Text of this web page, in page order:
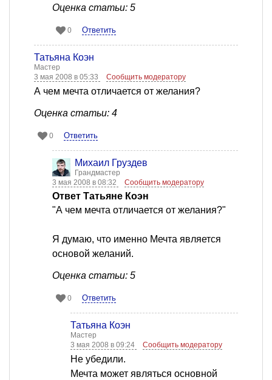
Оценка статьи: 5
0 Ответить
Татьяна Коэн
Мастер
3 мая 2008 в 05:33
Сообщить модератору
А чем мечта отличается от желания?
Оценка статьи: 4
0 Ответить
Михаил Груздев
Грандмастер
3 мая 2008 в 08:32
Сообщить модератору
Ответ Татьяне Коэн
"А чем мечта отличается от желания?"
Я думаю, что именно Мечта является
основой желаний.
Оценка статьи: 5
0 Ответить
Татьяна Коэн
Мастер
3 мая 2008 в 09:24
Сообщить модератору
Не убедили.
Мечта может являться основной